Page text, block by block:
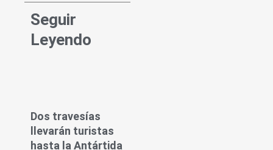
Seguir
Leyendo
Dos travesías
llevarán turistas
hasta la Antártida